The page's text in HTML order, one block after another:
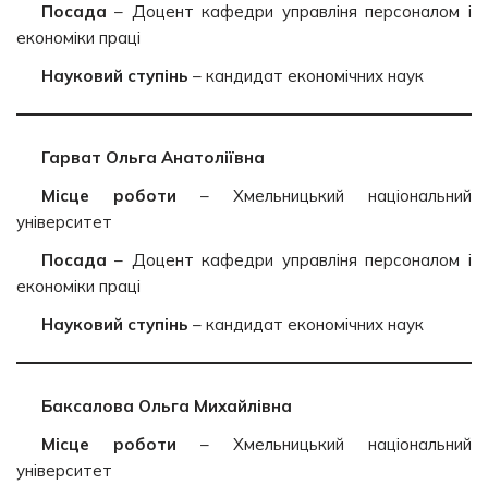
Посада – Доцент кафедри управліня персоналом і
економіки праці
Науковий ступінь – кандидат економічних наук
Гарват Ольга Анатоліївна
Місце роботи – Хмельницький національний
університет
Посада – Доцент кафедри управліня персоналом і
економіки праці
Науковий ступінь – кандидат економічних наук
Баксалова Ольга Михайлівна
Місце роботи – Хмельницький національний
університет